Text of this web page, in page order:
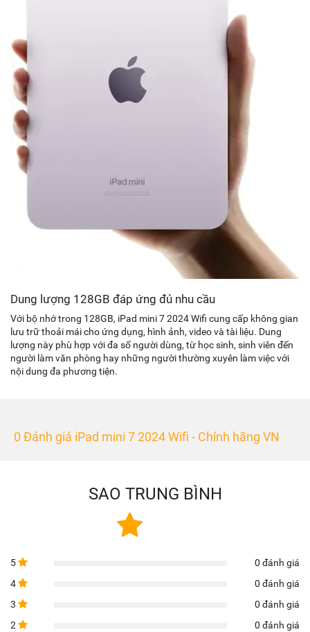
Dung lượng 128GB đáp ứng đủ nhu cầu
Với bộ nhớ trong 128GB, iPad mini 7 2024 Wifi cung cấp không gian
lưu trữ thoải mái cho ứng dụng, hình ảnh, video và tài liệu. Dung
lượng này phù hợp với đa số người dùng, từ học sinh, sinh viên đến
người làm văn phòng hay những người thường xuyên làm việc với
nội dung đa phương tiện.
0 Đánh giá iPad mini 7 2024 Wifi - Chính hãng VN
SAO TRUNG BÌNH
5
0 đánh giá
4
0 đánh giá
3
0 đánh giá
2
0 đánh giá